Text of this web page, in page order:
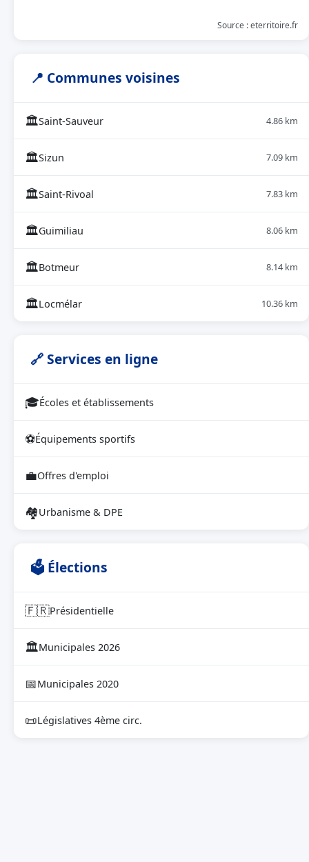
Source : eterritoire.fr
📍 Communes voisines
🏛Saint-Sauveur 4.86 km
🏛Sizun 7.09 km
🏛Saint-Rivoal 7.83 km
🏛Guimiliau 8.06 km
🏛Botmeur 8.14 km
🏛Locmélar 10.36 km
🔗 Services en ligne
🎓Écoles et établissements
⚽Équipements sportifs
💼Offres d'emploi
🏘Urbanisme & DPE
🗳 Élections
🇫🇷Présidentielle
🏛Municipales 2026
📅Municipales 2020
📜Législatives 4ème circ.